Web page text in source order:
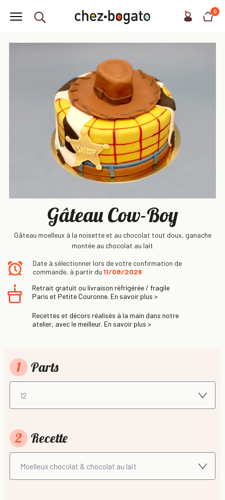
0
Gâteau Cow-Boy
Gâteau moelleux à la noisette et au chocolat tout doux, ganache
montée au chocolat au lait
Date à sélectionner lors de votre confirmation de
commande, à partir du 11/08/2026
Retrait gratuit ou livraison réfrigérée / fragile
Paris et Petite Couronne. En savoir plus >
Recettes et décors réalisés à la main dans notre
atelier, avec le meilleur. En savoir plus >
1 Parts
2 Recette